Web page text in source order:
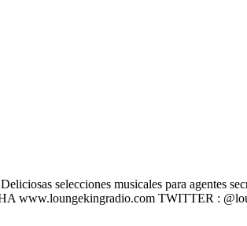
selecciones musicales para agentes
www.loungekingradio.com TWITTER :